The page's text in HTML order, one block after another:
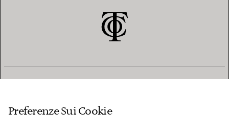
Preferenze Sui Cookie